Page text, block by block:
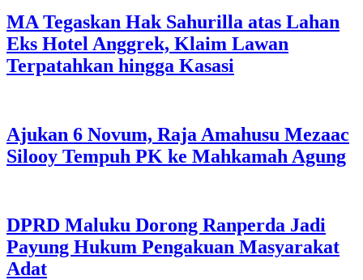
MA Tegaskan Hak Sahurilla atas Lahan
Eks Hotel Anggrek, Klaim Lawan
Terpatahkan hingga Kasasi
Ajukan 6 Novum, Raja Amahusu Mezaac
Silooy Tempuh PK ke Mahkamah Agung
DPRD Maluku Dorong Ranperda Jadi
Payung Hukum Pengakuan Masyarakat
Adat